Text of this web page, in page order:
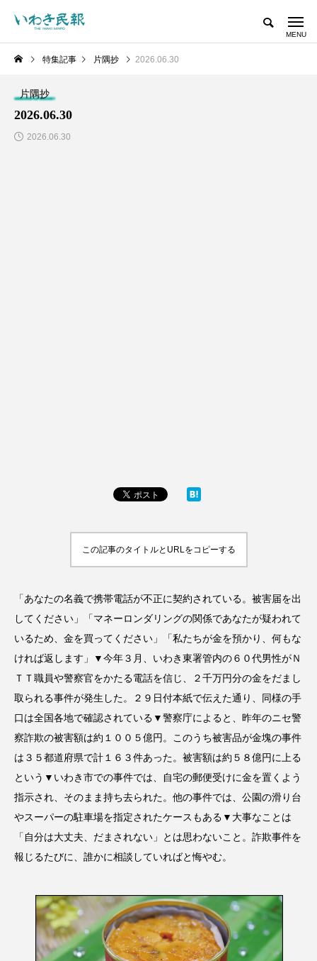
特集記事 片隅抄 2026.06.30
片隅抄
2026.06.30
2026.06.30
この記事のタイトルとURLをコピーする
「あなたの名義で携帯電話が不正に契約されている。被害届を出
してください」「マネーロンダリングの関係であなたが疑われて
いるため、金を買ってください」「私たちが金を預かり、何もな
ければ返します」▼今年３月、いわき東署管内の６０代男性がＮ
ＴＴ職員や警察官をかたる電話を信じ、２千万円分の金をだまし
取られる事件が発生した。２９日付本紙で伝えた通り、同様の手
口は全国各地で確認されている▼警察庁によると、昨年のニセ警
察詐欺の被害額は約１００５億円。このうち被害品が金塊の事件
は３５都道府県で計１６３件あった。被害額は約５８億円に上る
という▼いわき市での事件では、自宅の郵便受けに金を置くよう
指示され、そのまま持ち去られた。他の事件では、公園の滑り台
やスーパーの駐車場を指定されたケースもある▼大事なことは
「自分は大丈夫、だまされない」とは思わないこと。詐欺事件を
報じるたびに、誰かに相談していればと悔やむ。